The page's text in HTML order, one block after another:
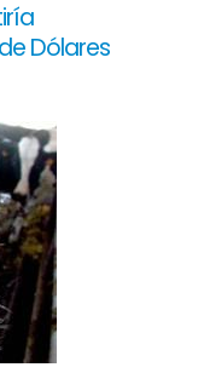
Dólares